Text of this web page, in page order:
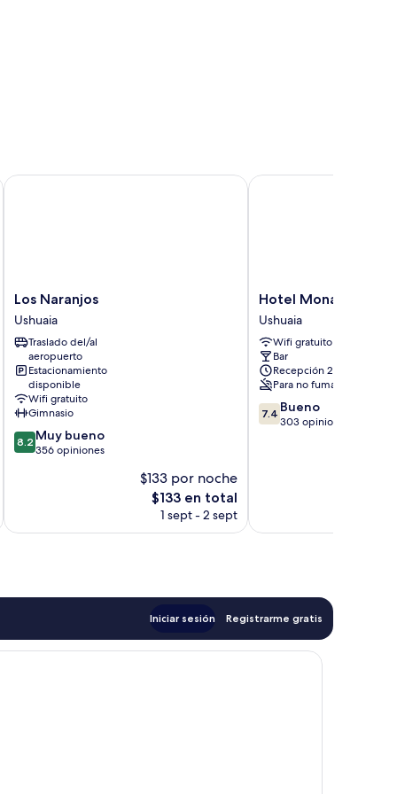
Los
Naranjos
Ushuaia
Los Naranjos
Ushuaia
Traslado del/al
aeropuerto
Estacionamiento
disponible
Wifi gratuito
Gimnasio
8.2
de
opiniones
8.2 Muy bueno
356 opiniones
$133 por noche
El
precio
$133 en total
1 sept - 2 sept
Los Naranjos
Hotel
Monaco
Ushuaia
Hotel Monaco
Ushuaia
Wifi gratuito
Bar
Recepción 24/7
Para no fumadores
7.4
de
7.4 Bueno
303 opiniones
Hotel Monaco
Iniciar sesión Registrarme gratis